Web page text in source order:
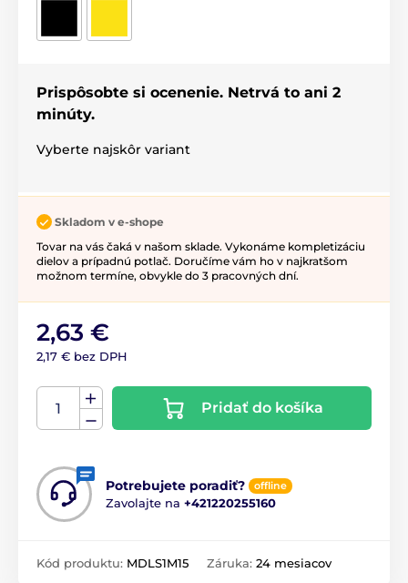
Prispôsobte si ocenenie. Netrvá to ani 2
minúty.
Vyberte najskôr variant
Skladom v e-shope
Tovar na vás čaká v našom sklade. Vykonáme kompletizáciu
dielov a prípadnú potlač. Doručíme vám ho v najkratšom
možnom termíne, obvykle do 3 pracovných dní.
2,63 €
2,17 € bez DPH
Pridať do košíka
Potrebujete poradiť? offline
Zavolajte na +421220255160
Kód produktu: MDLS1M15 Záruka: 24 mesiacov